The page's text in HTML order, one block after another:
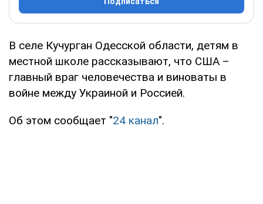
В селе Кучурган Одесской области, детям в
местной школе рассказывают, что США –
главный враг человечества и виноваты в
войне между Украиной и Россией.
Об этом сообщает "24 канал".